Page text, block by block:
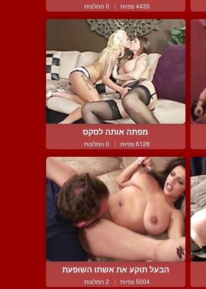
4435 צפיות | 0 המלצות
מפתה אותה לסקס
6126 צפיות | 0 המלצות
הבעל תוקע את אשתו השופעת
5004 צפיות | 2 המלצות